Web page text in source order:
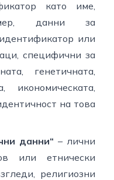
като име,
данни за
или
специфични за
генетичната,
икономическата,
на това
данни“ – лични
или етнически
религиозни